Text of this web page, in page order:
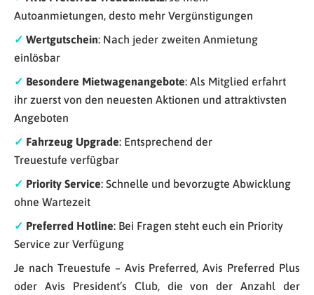
Autoanmietungen, desto mehr Vergünstigungen
✓ Wertgutschein: Nach jeder zweiten Anmietung
einlösbar
✓ Besondere Mietwagenangebote: Als Mitglied erfahrt
ihr zuerst von den neuesten Aktionen und attraktivsten
Angeboten
✓ Fahrzeug Upgrade: Entsprechend der
Treuestufe verfügbar
✓ Priority Service: Schnelle und bevorzugte Abwicklung
ohne Wartezeit
✓ Preferred Hotline: Bei Fragen steht euch ein Priority
Service zur Verfügung
Je nach Treuestufe – Avis Preferred, Avis Preferred Plus
oder Avis President’s Club, die von der Anzahl der